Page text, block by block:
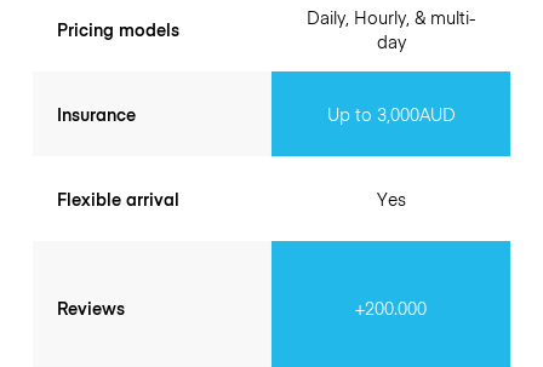
Pricing models
Insurance
Flexible arrival
Reviews
Daily, Hourly, & multi-
day
Up to 3,000AUD
Yes
+200.000